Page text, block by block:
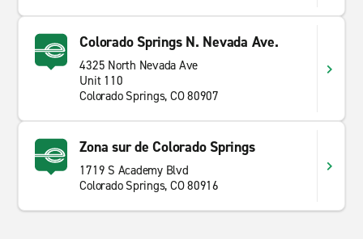
Colorado Springs N. Nevada Ave.
4325 North Nevada Ave
Unit 110
Colorado Springs, CO 80907
Zona sur de Colorado Springs
1719 S Academy Blvd
Colorado Springs, CO 80916